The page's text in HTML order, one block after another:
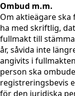
Ombud m.m.
Om aktieägare
ha med skriftlig,
fullmakt till
år, såvida inte
angivits i
person ska
registreringsbevis
för den juridiska